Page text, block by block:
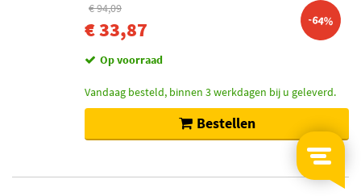
€ 94,09
€ 33,87 -64%
Op voorraad
Vandaag besteld, binnen 3 werkdagen bij u geleverd.
Bestellen